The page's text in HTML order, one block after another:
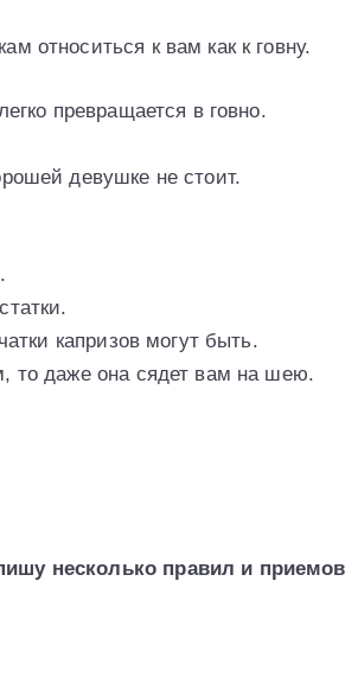
относиться к вам как к говну.
превращается в говно.
девушке не стоит.
капризов могут быть.
то даже она сядет вам на шею.
несколько правил и приемов